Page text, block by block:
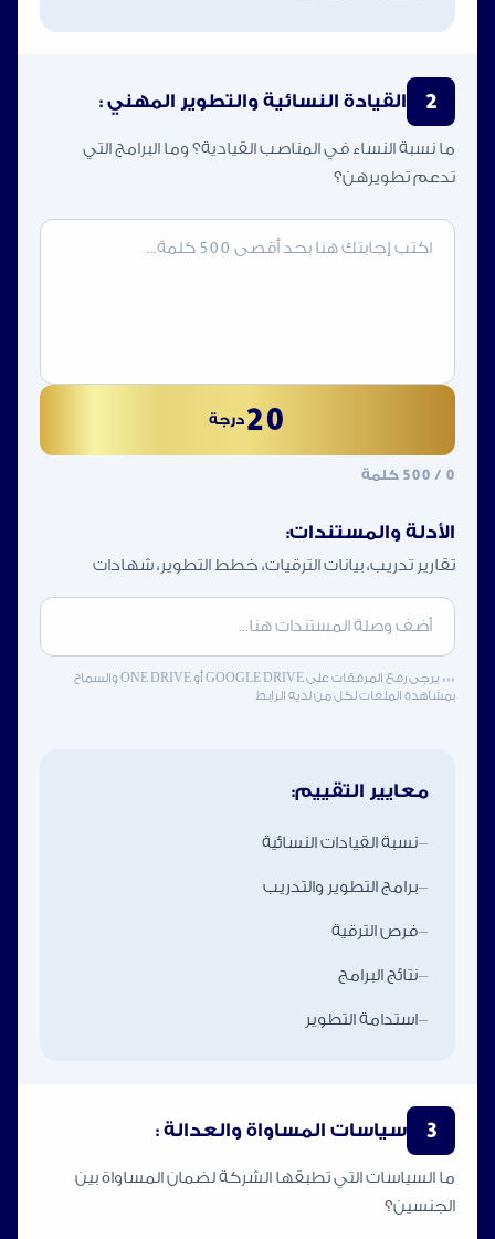
2 القيادة النسائية والتطوير المهني :
ما نسبة النساء في المناصب القيادية؟ وما البرامج التي
تدعم تطويرهن؟
20 درجة
0 / 500 كلمة
الأدلة والمستندات:
تقارير تدريب، بيانات الترقيات، خطط التطوير، شهادات
*** يرجى رفع المرفقات على GOOGLE DRIVE أو ONE DRIVE والسماح
بمشاهدة الملفات لكل من لديه الرابط
معايير التقييم:
-نسبة القيادات النسائية
-برامج التطوير والتدريب
-فرص الترقية
-نتائج البرامج
-استدامة التطوير
3 سياسات المساواة والعدالة :
ما السياسات التي تطبقها الشركة لضمان المساواة بين
الجنسين؟